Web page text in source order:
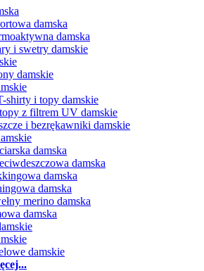
damska
damska
i swetry damskie
damskie
shirty i topy damskie
z filtrem UV damskie
i bezrękawniki damskie
damska
damska
damska
damska
merino damska
damska
damskie